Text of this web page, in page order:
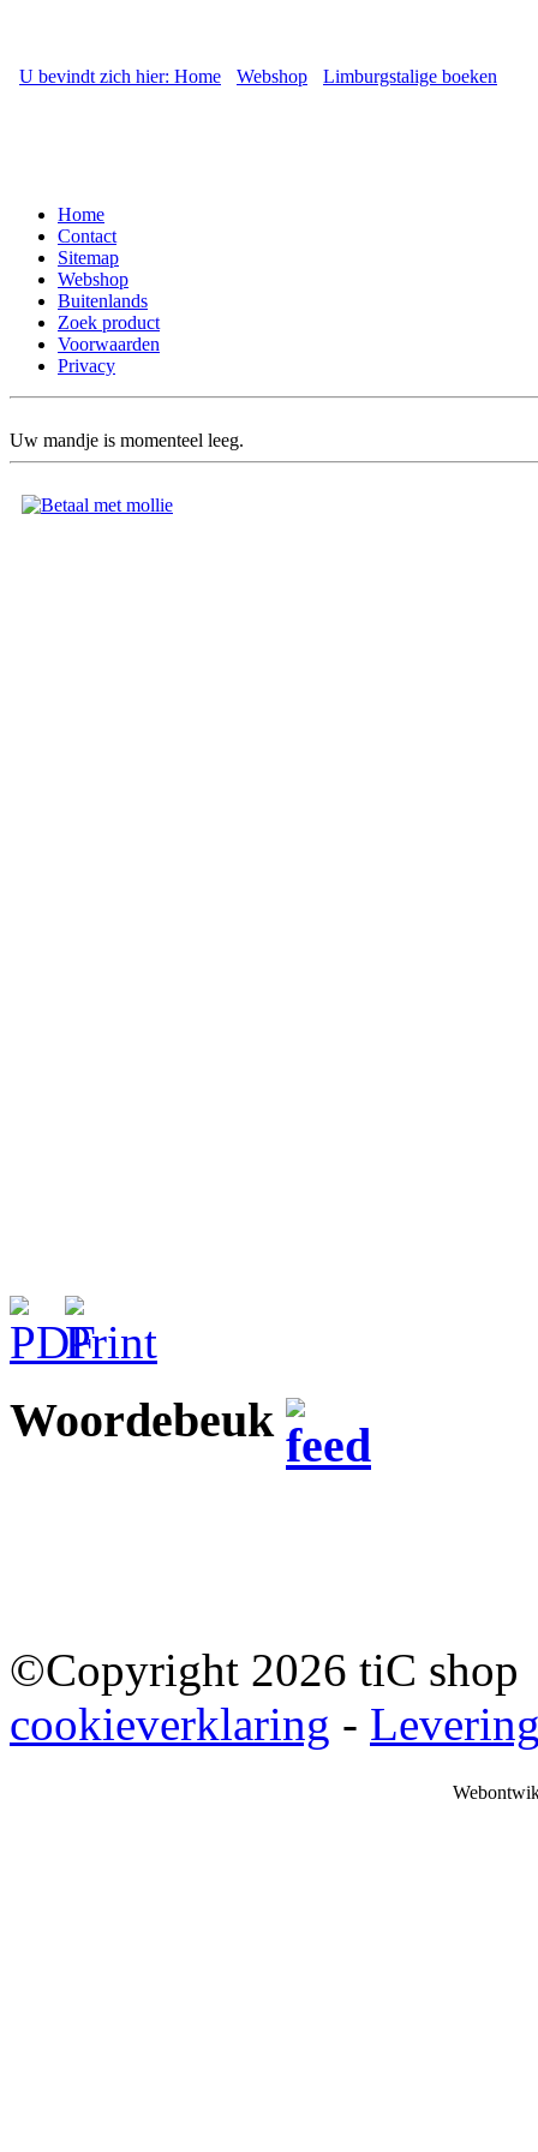
U bevindt zich hier: Home Webshop Limburgstalige boeken
Home
Contact
Sitemap
Webshop
Buitenlands
Zoek product
Voorwaarden
Privacy
Uw mandje is momenteel leeg.
Woordebeuk
©Copyright 2026 tiC
cookieverklaring -